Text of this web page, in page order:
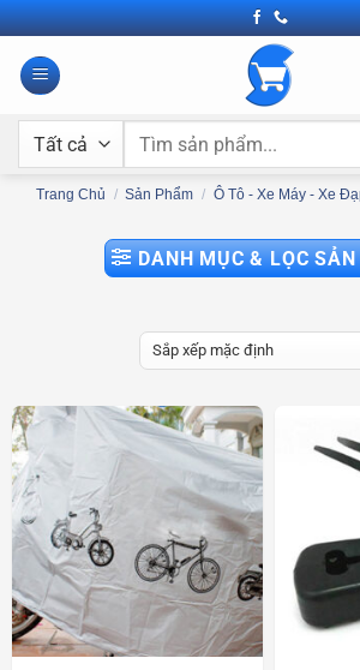
Bỏ
qua
nội
Tìm
Trang Chủ / Sản Phẩm / Ô Tô - Xe Máy - Xe
DANH MỤC & LỌC